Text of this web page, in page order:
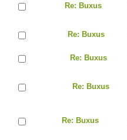
Re: Buxus
Re: Buxus
Re: Buxus
Re: Buxus
Re: Buxus